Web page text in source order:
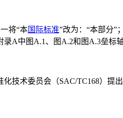
将“本国际标准”改为：“本部分”
A中图A.1、图A.2和图A.3垒标
技术委员会（SAC/TC168）提